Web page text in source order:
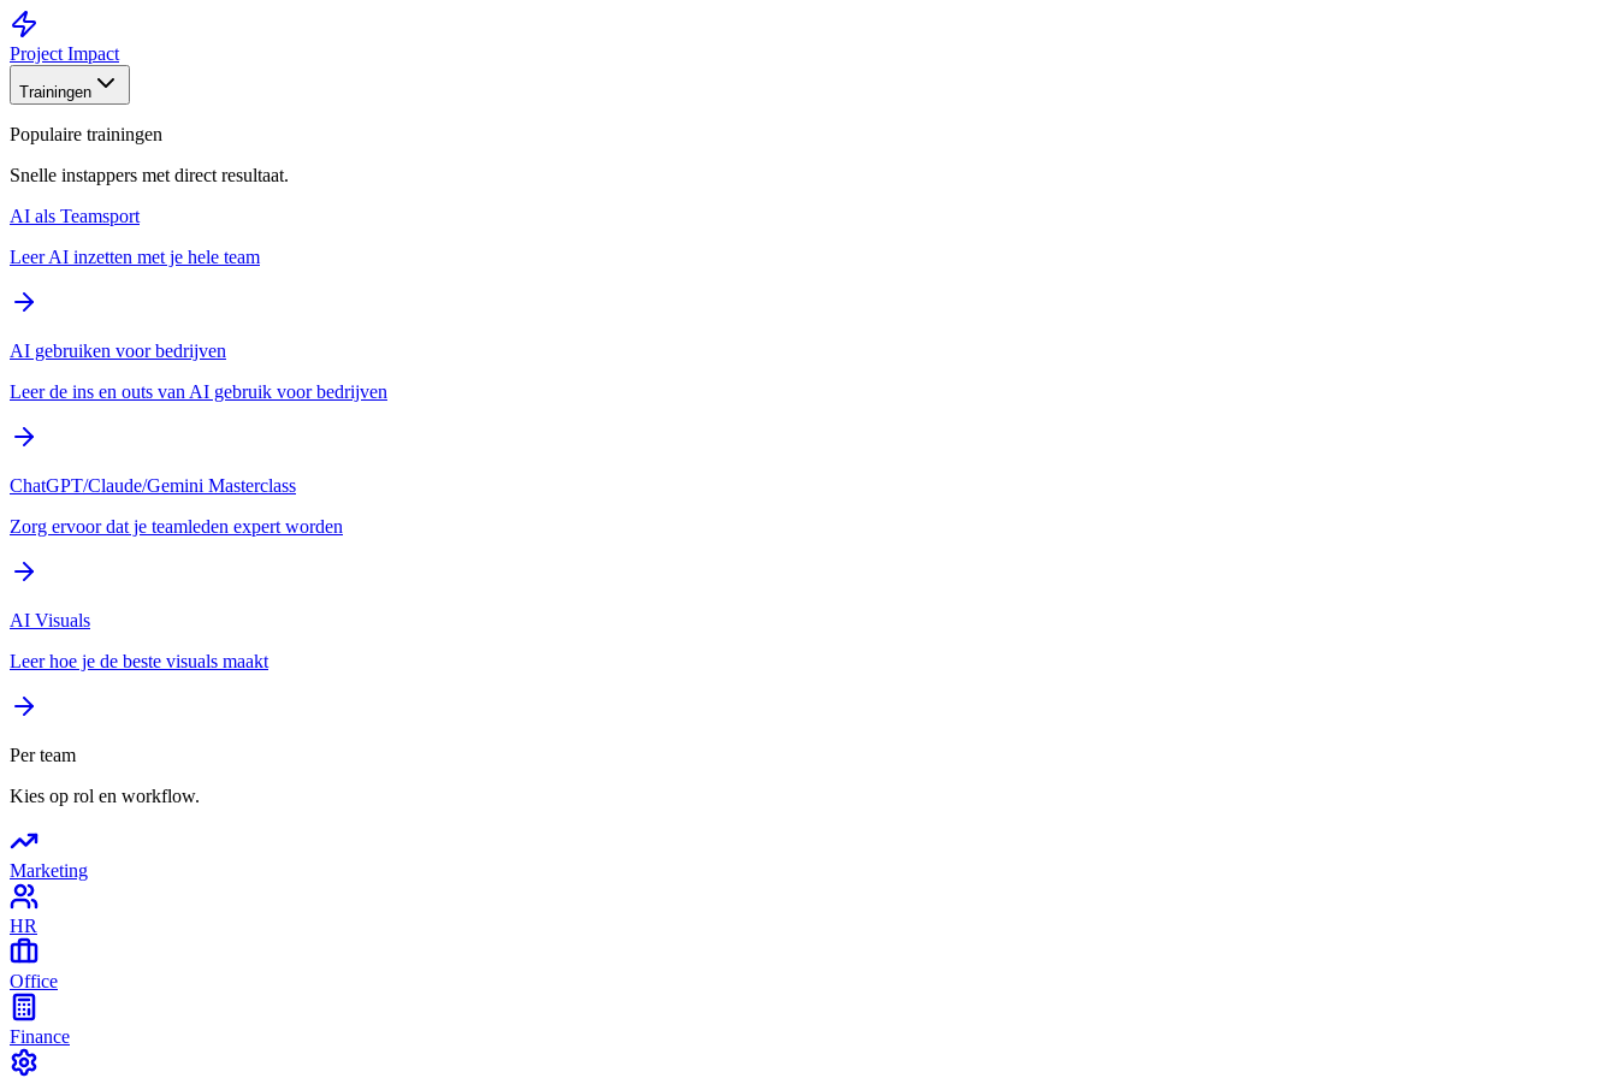
Project Impact
Trainingen
Populaire trainingen
Snelle instappers met direct resultaat.
AI als Teamsport
Leer AI inzetten met je hele team
AI gebruiken voor bedrijven
Leer de ins en outs van AI gebruik voor bedrijven
ChatGPT/Claude/Gemini Masterclass
Zorg ervoor dat je teamleden expert worden
AI Visuals
Leer hoe je de beste visuals maakt
Per team
Kies op rol en workflow.
Marketing
HR
Office
Finance